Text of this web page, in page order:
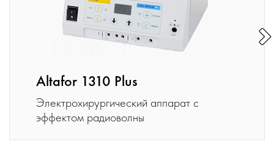
Altafor 1310 Plus
Электрохирургический аппарат с
эффектом радиоволны